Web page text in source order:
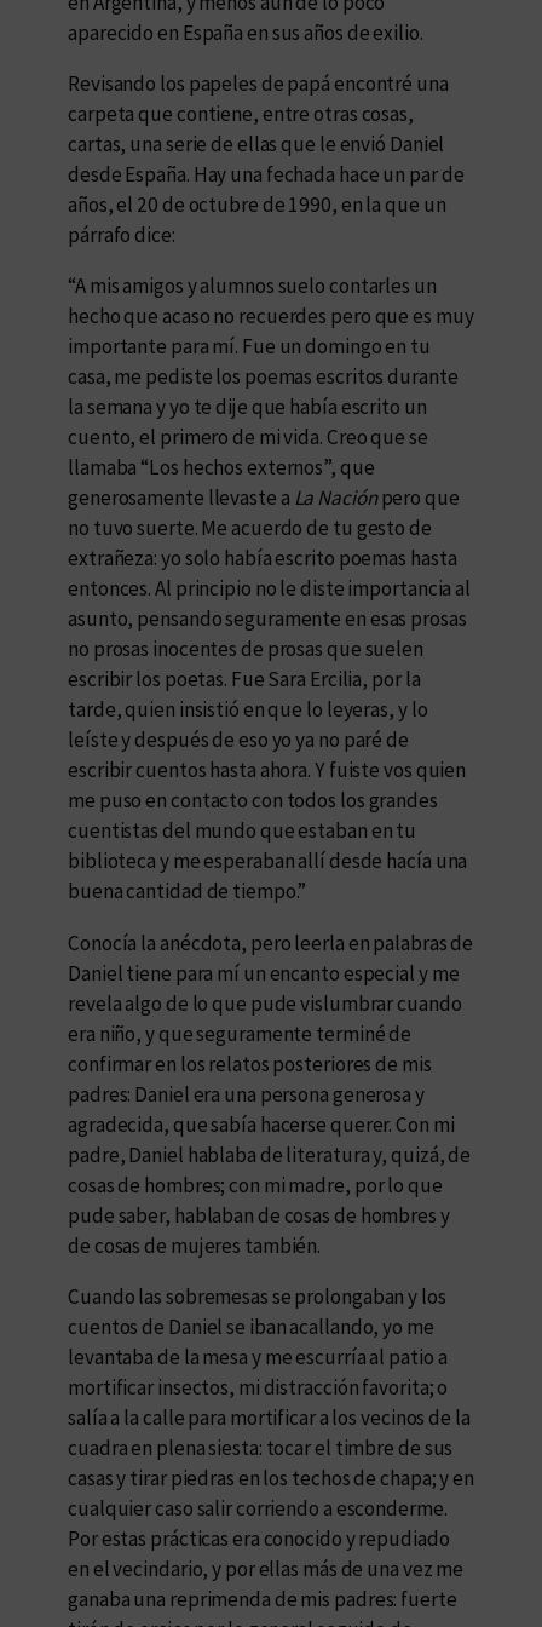
aparecido en España en sus años de exilio.
Revisando los papeles de papá encontré una
carpeta que contiene, entre otras cosas,
cartas, una serie de ellas que le envió Daniel
desde España. Hay una fechada hace un par de
años, el 20 de octubre de 1990, en la que un
párrafo dice:
“A mis amigos y alumnos suelo contarles un
hecho que acaso no recuerdes pero que es muy
importante para mí. Fue un domingo en tu
casa, me pediste los poemas escritos durante
la semana y yo te dije que había escrito un
cuento, el primero de mi vida. Creo que se
llamaba “Los hechos externos”, que
generosamente llevaste a La Naciónpero que
no tuvo suerte. Me acuerdo de tu gesto de
extrañeza: yo solo había escrito poemas hasta
entonces. Al principio no le diste importancia al
asunto, pensando seguramente en esas prosas
no prosas inocentes de prosas que suelen
escribir los poetas. Fue Sara Ercilia, por la
tarde, quien insistió en que lo leyeras, y lo
leíste y después de eso yo ya no paré de
escribir cuentos hasta ahora. Y fuiste vos quien
me puso en contacto con todos los grandes
cuentistas del mundo que estaban en tu
biblioteca y me esperaban allí desde hacía una
buena cantidad de tiempo.”
Conocía la anécdota, pero leerla en palabras de
Daniel tiene para mí un encanto especial y me
revela algo de lo que pude vislumbrar cuando
era niño, y que seguramente terminé de
confirmar en los relatos posteriores de mis
padres: Daniel era una persona generosa y
agradecida, que sabía hacerse querer. Con mi
padre, Daniel hablaba de literatura y, quizá, de
cosas de hombres; con mi madre, por lo que
pude saber, hablaban de cosas de hombres y
de cosas de mujeres también.
Cuando las sobremesas se prolongaban y los
cuentos de Daniel se iban acallando, yo me
levantaba de la mesa y me escurría al patio a
mortificar insectos, mi distracción favorita; o
salía a la calle para mortificar a los vecinos de la
cuadra en plena siesta: tocar el timbre de sus
casas y tirar piedras en los techos de chapa; y en
cualquier caso salir corriendo a esconderme.
Por estas prácticas era conocido y repudiado
en el vecindario, y por ellas más de una vez me
ganaba una reprimenda de mis padres: fuerte